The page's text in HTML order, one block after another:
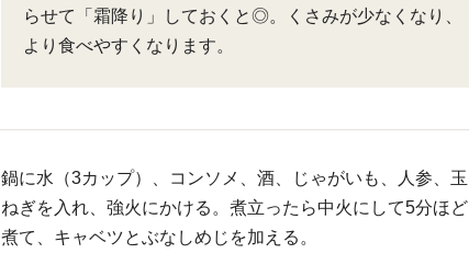
らせて「霜降り」しておくと◎。くさみが少なくなり、
より食べやすくなります。
鍋に水（3カップ）、コンソメ、酒、じゃがいも、人参、玉
ねぎを入れ、強火にかける。煮立ったら中火にして5分ほど
煮て、キャベツとぶなしめじを加える。